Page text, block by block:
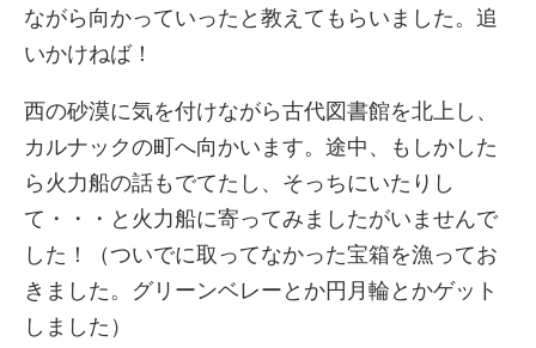
ながら向かっていったと教えてもらいました。追
いかけねば！
西の砂漠に気を付けながら古代図書館を北上し、
カルナックの町へ向かいます。途中、もしかした
ら火力船の話もでてたし、そっちにいたりし
て・・・と火力船に寄ってみましたがいませんで
した！（ついでに取ってなかった宝箱を漁ってお
きました。グリーンベレーとか円月輪とかゲット
しました）